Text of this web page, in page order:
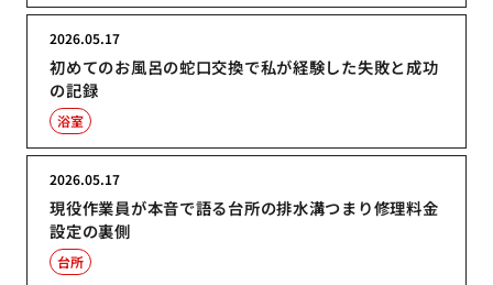
初めてのお風呂の蛇口交換で私が経験した失敗と成功
の記録
2026.05.17
浴室
現役作業員が本音で語る台所の排水溝つまり修理料金
設定の裏側
2026.05.17
台所